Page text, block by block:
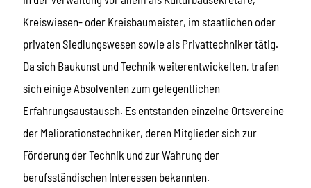
Kreiswiesen- oder Kreisbaumeister, im staatlichen oder
privaten Siedlungswesen sowie als Privattechniker tätig.
Da sich Baukunst und Technik weiterentwickelten, trafen
sich einige Absolventen zum gelegentlichen
Erfahrungsaustausch. Es entstanden einzelne Ortsvereine
der Meliorationstechniker, deren Mitglieder sich zur
Förderung der Technik und zur Wahrung der
berufsständischen Interessen bekannten.